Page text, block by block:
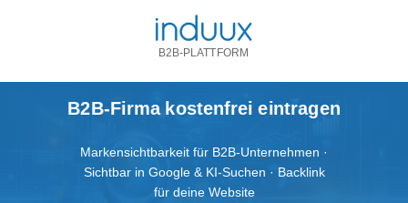
B2B-Firma kostenfrei eintragen
B2B-PLATTFORM
Markensichtbarkeit für B2B-Unternehmen ·
Sichtbar in Google & KI-Suchen · Backlink
für deine Website